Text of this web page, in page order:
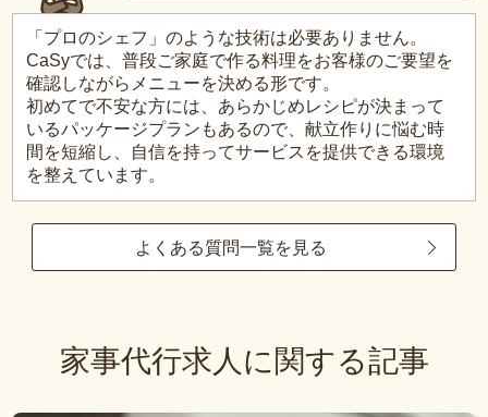
「プロのシェフ」のような技術は必要ありません。
CaSyでは、普段ご家庭で作る料理をお客様のご要望を
確認しながらメニューを決める形です。
初めてで不安な方には、あらかじめレシピが決まって
いるパッケージプランもあるので、献立作りに悩む時
間を短縮し、自信を持ってサービスを提供できる環境
を整えています。
よくある質問一覧を見る
家事代行求人に関する記事